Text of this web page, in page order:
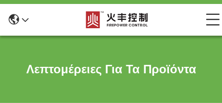
Λεπτομέρειες Για Τα Προϊόντα